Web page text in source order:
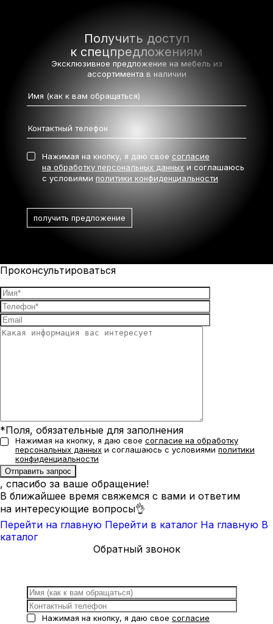
Получить доступ
к спецпредложениям
Эксклюзивное предложение на мебель из
ассортимента в наличии
Нажимая на кнопку, я даю свое согласие
на обработку персональных данных и соглашаюсь
с условиями политики конфиденциальности
Проконсультироваться
*Поля, обязательные для заполнения
Нажимая на кнопку, я даю свое согласие на обработку
персональных данных и соглашаюсь с условиями политики
конфиденциальности
, спасибо за ваше обращение!
В ближайшее время свяжемся с вами и ответим
на интересующие вопросы👌
Перейти на главную Перейти в каталог На главную В
каталог
Обратный звонок
Нажимая на кнопку, я даю свое согласие